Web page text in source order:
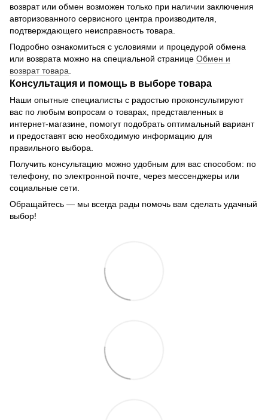
возврат или обмен возможен только при наличии заключения
авторизованного сервисного центра производителя,
подтверждающего неисправность товара.
Подробно ознакомиться с условиями и процедурой обмена
или возврата можно на специальной странице Обмен и
возврат товара
Консультация и помощь в выборе товара
Наши опытные специалисты с радостью проконсультируют
вас по любым вопросам о товарах, представленных в
интернет-магазине, помогут подобрать оптимальный вариант
и предоставят всю необходимую информацию для
правильного выбора.
Получить консультацию можно удобным для вас способом: по
телефону, по электронной почте, через мессенджеры или
социальные сети.
Обращайтесь — мы всегда рады помочь вам сделать удачный
выбор!